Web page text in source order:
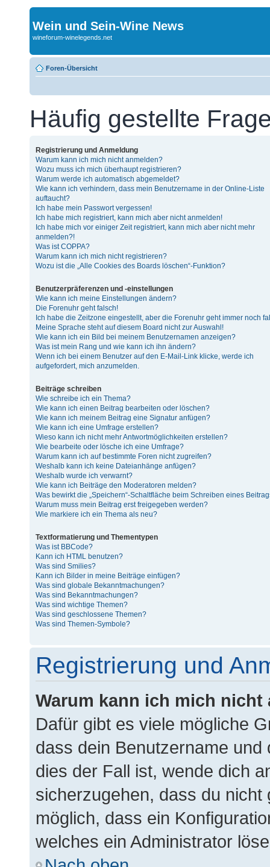
Wein und Sein-Wine News
wineforum-winelegends.net
Foren-Übersicht
Häufig gestellte
Registrierung und Anmeldung
Warum kann ich mich nicht anmelden?
Wozu muss ich mich überhaupt registrieren?
Warum werde ich automatisch abgemeldet?
Wie kann ich verhindern, dass mein Benutzername in der Online-Liste
auftaucht?
Ich habe mein Passwort vergessen!
Ich habe mich registriert, kann mich aber nicht anmelden!
Ich habe mich vor einiger Zeit registriert, kann mich aber nicht mehr
anmelden?!
Was ist COPPA?
Warum kann ich mich nicht registrieren?
Wozu ist die „Alle Cookies des Boards löschen“-Funktion?
Benutzerpräferenzen und -einstellungen
Wie kann ich meine Einstellungen ändern?
Die Forenuhr geht falsch!
Ich habe die Zeitzone eingestellt, aber die Forenuhr geht immer noch
Meine Sprache steht auf diesem Board nicht zur Auswahl!
Wie kann ich ein Bild bei meinem Benutzernamen anzeigen?
Was ist mein Rang und wie kann ich ihn ändern?
Wenn ich bei einem Benutzer auf den E-Mail-Link klicke, werde ich
aufgefordert, mich anzumelden.
Beiträge schreiben
Wie schreibe ich ein Thema?
Wie kann ich einen Beitrag bearbeiten oder löschen?
Wie kann ich meinem Beitrag eine Signatur anfügen?
Wie kann ich eine Umfrage erstellen?
Wieso kann ich nicht mehr Antwortmöglichkeiten erstellen?
Wie bearbeite oder lösche ich eine Umfrage?
Warum kann ich auf bestimmte Foren nicht zugreifen?
Weshalb kann ich keine Dateianhänge anfügen?
Weshalb wurde ich verwarnt?
Wie kann ich Beiträge den Moderatoren melden?
Was bewirkt die „Speichern“-Schaltfläche beim Schreiben eines
Warum muss mein Beitrag erst freigegeben werden?
Wie markiere ich ein Thema als neu?
Textformatierung und Thementypen
Was ist BBCode?
Kann ich HTML benutzen?
Was sind Smilies?
Kann ich Bilder in meine Beiträge einfügen?
Was sind globale Bekanntmachungen?
Was sind Bekanntmachungen?
Was sind wichtige Themen?
Was sind geschlossene Themen?
Was sind Themen-Symbole?
Registrierung und
Warum kann ich mich nicht
Dafür gibt es viele mögliche
dass dein Benutzername
dies der Fall ist, wende dich
sicherzugehen, dass du
möglich, dass ein
welches ein Administrator